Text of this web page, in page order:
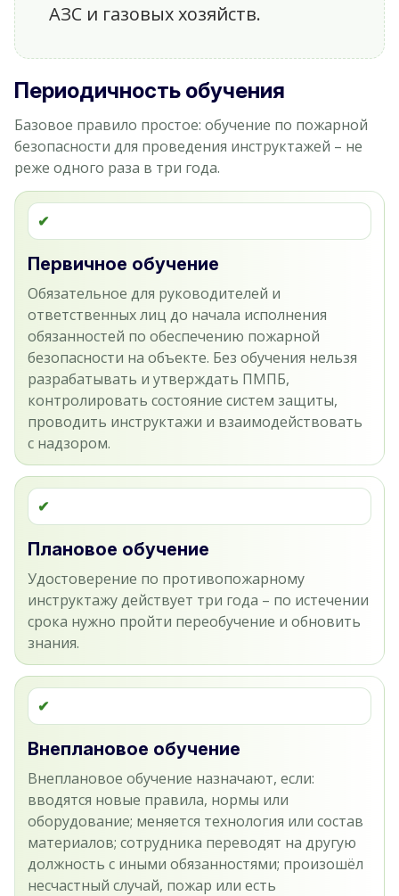
АЗС и газовых хозяйств.
Периодичность обучения
Базовое правило простое: обучение по пожарной
безопасности для проведения инструктажей – не
реже одного раза в три года.
✔
Первичное обучение
Обязательное для руководителей и
ответственных лиц до начала исполнения
обязанностей по обеспечению пожарной
безопасности на объекте. Без обучения нельзя
разрабатывать и утверждать ПМПБ,
контролировать состояние систем защиты,
проводить инструктажи и взаимодействовать
с надзором.
✔
Плановое обучение
Удостоверение по противопожарному
инструктажу действует три года – по истечении
срока нужно пройти переобучение и обновить
знания.
✔
Внеплановое обучение
Внеплановое обучение назначают, если:
вводятся новые правила, нормы или
оборудование; меняется технология или состав
материалов; сотрудника переводят на другую
должность с иными обязанностями; произошёл
несчастный случай, пожар или есть